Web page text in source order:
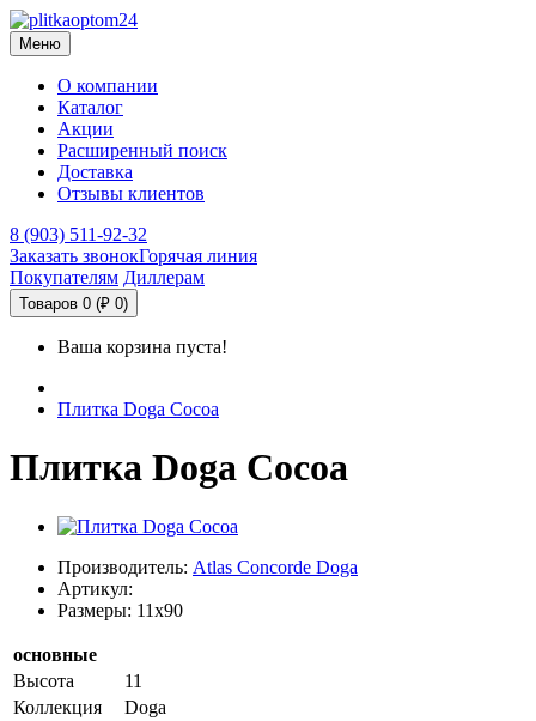
Меню
О компании
Каталог
Акции
Расширенный поиск
Доставка
Отзывы клиентов
8 (903) 511-92-32
Заказать звонокГорячая линия
Покупателям Диллерам
Товаров 0 (₽ 0)
Ваша корзина пуста!
Плитка Doga Cocoa
Плитка Doga Cocoa
Производитель: Atlas Concorde Doga
Артикул:
Размеры: 11x90
основные
Высота
11
Коллекция
Doga